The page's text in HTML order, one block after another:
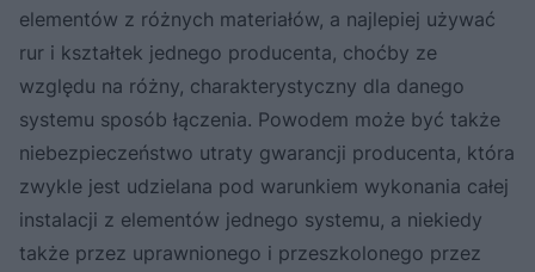
elementów z różnych materiałów, a najlepiej używać
rur i kształtek jednego producenta, choćby ze
względu na różny, charakterystyczny dla danego
systemu sposób łączenia. Powodem może być także
niebezpieczeństwo utraty gwarancji producenta, która
zwykle jest udzielana pod warunkiem wykonania całej
instalacji z elementów jednego systemu, a niekiedy
także przez uprawnionego i przeszkolonego przez